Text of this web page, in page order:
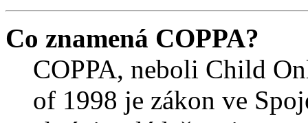
Co znamená COPPA?
COPPA, neboli Child
of 1998 je zákon ve